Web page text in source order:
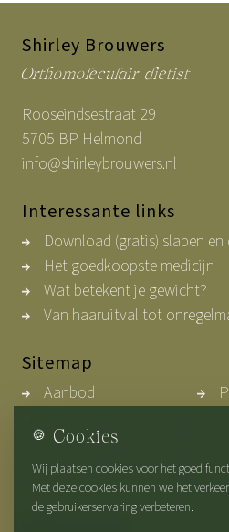
Shirley Brouwers
Orthomoleculair dietist
Rooseindsestraat 29
5705 BP Helmond
info@shirleybrouwers.nl
Interessante links
Download (gratis) slapen
Het goedkoopste medicijn
Wat betekent je gewicht?
Van haaruitval tot
Sitemap
Aanbod
Werkwijze
Blogs
🍪 Cookies
Wij plaatsen cookies voor het goed
Met deze cookies kunnen we het
de gebruikerservaring verbeteren.